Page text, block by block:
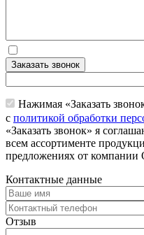
Заказать звонок
Нажимая «Заказать
с политикой обработки
«Заказать звонок» я
всем ассортименте
предложениях от
Контактные данные
Отзыв